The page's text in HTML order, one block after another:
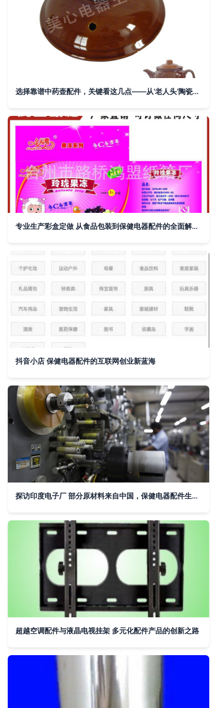
选择靠谱中药壶配件，关键看这几点——从‘老人头’陶瓷盖出发为养生助力
专业生产彩盒定做 从食品包装到保健电器配件的全面解决方案
抖音小店 保健电器配件的互联网创业新蓝海
探访印度电子厂 部分原材料来自中国，保健电器配件生产记录
超越空调配件与液晶电视挂架 多元化配件产品的创新之路